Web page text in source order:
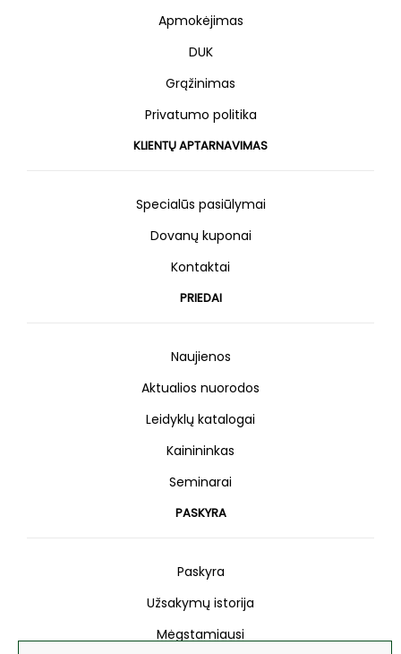
Apmokėjimas
DUK
Grąžinimas
Privatumo politika
KLIENTŲ APTARNAVIMAS
Specialūs pasiūlymai
Dovanų kuponai
Kontaktai
PRIEDAI
Naujienos
Aktualios nuorodos
Leidyklų katalogai
Kainininkas
Seminarai
PASKYRA
Paskyra
Užsakymų istorija
Mėgstamiausi